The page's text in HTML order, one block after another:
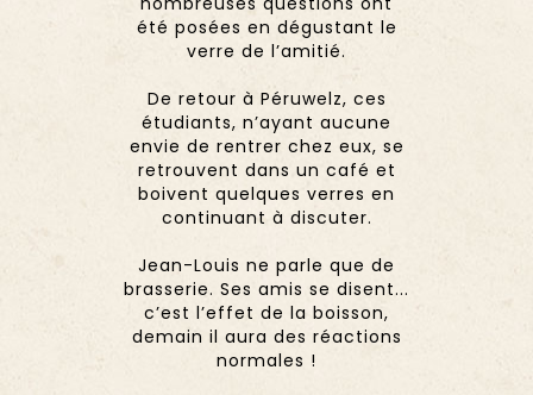
été posées en dégustant le
verre de l’amitié.
De retour à Péruwelz, ces
étudiants, n’ayant aucune
envie de rentrer chez eux, se
retrouvent dans un café et
boivent quelques verres en
continuant à discuter.
Jean-Louis ne parle que de
brasserie. Ses amis se disent...
c’est l’effet de la boisson,
demain il aura des réactions
normales !